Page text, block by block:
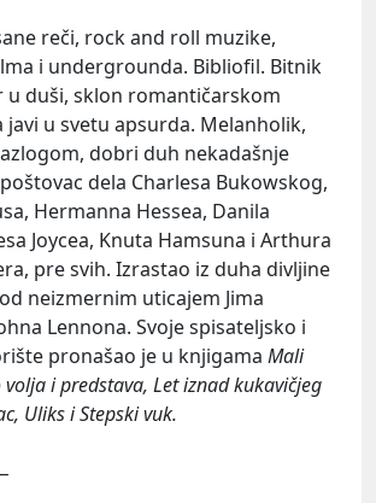
reči, rock and roll muzike,
i undergrounda. Bibliofil. Bitnik
u duši, sklon romantičarskom
javi u svetu apsurda. Melanholik,
dobri duh nekadašnje
dela Charlesa Bukowskog,
Hermanna Hessea, Danila
Joycea, Knuta Hamsuna i Arthura
pre svih. Izrastao iz duha divljine
neizmernim uticajem Jima
Lennona. Svoje spisateljsko i
pronašao je u knjigama Mali
volja i predstava, Let iznad kukavičjeg
Uliks i Stepski vuk.